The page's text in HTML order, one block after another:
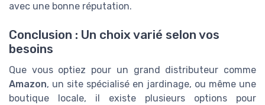
avec une bonne réputation.
Conclusion : Un choix varié selon vos
besoins
Que vous optiez pour un grand distributeur comme
Amazon, un site spécialisé en jardinage, ou même une
boutique locale, il existe plusieurs options pour